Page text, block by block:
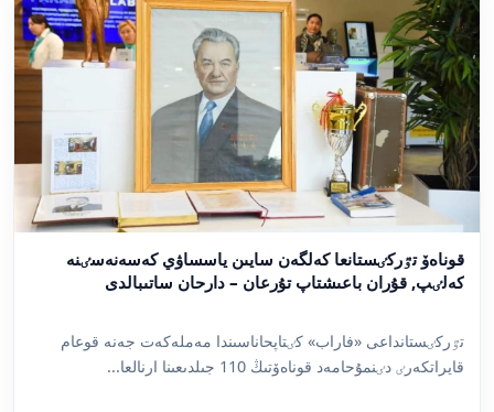
قوناەۆ تٷركٸستانعا كەلگەن سايىن ياسساۋي كەسەنەسٸنە
كەلٸپ, قۇران باعىشتاپ تۇرعان – دارحان ساتىبالدى
تٷركٸستانداعى «فاراب» كٸتاپحاناسىندا مەملەكەت جەنە قوعام
قايراتكەرٸ دٸنمۇحامەد قوناەۆتىڭ 110 جىلدىعىنا ارنالعا...